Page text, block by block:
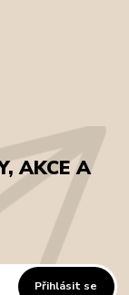
AKCE A
Přihlásit se